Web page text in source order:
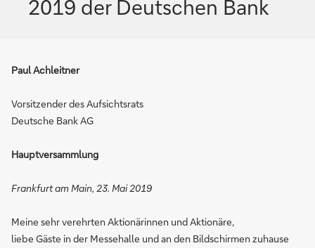
2019 der Deutschen Bank
Paul Achleitner
Vorsitzender des Aufsichtsrats
Deutsche Bank AG
Hauptversammlung
Frankfurt am Main, 23. Mai 2019
Meine sehr verehrten Aktionärinnen und Aktionäre,
liebe Gäste in der Messehalle und an den Bildschirmen zuhause